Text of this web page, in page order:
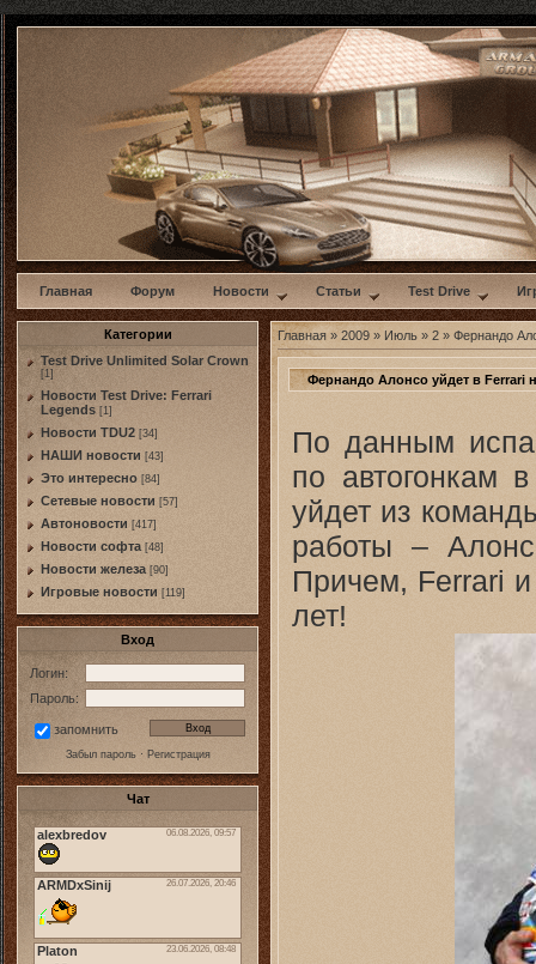
w
Главная Форум Новости Статьи Test Drive
Категории
Test Drive Unlimited Solar Crown
[1]
Новости Test Drive: Ferrari
Legends [1]
Новости TDU2 [34]
НАШИ новости [43]
Это интересно [84]
Сетевые новости [57]
Автоновости [417]
Новости софта [48]
Новоcти железа [90]
Игровые новости [119]
Вход
Логин:
Пароль:
запомнить
Забыл пароль· Регистрация
Чат
Главная » 2009 » Июль » 2 » Фернандо
Фернандо Алонсо уйдет в Ferrari
По данным
по автогонкам
уйдет из
работы –
Причем, Ferrari и
лет!